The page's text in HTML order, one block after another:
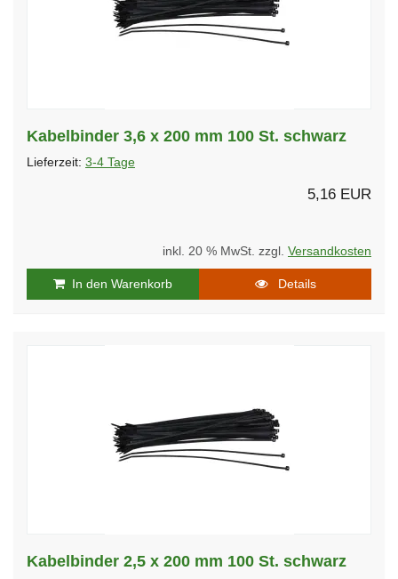
Kabelbinder 3,6 x 200 mm 100 St. schwarz
Lieferzeit: 3-4 Tage
5,16 EUR
inkl. 20 % MwSt. zzgl. Versandkosten
In den Warenkorb Details
Kabelbinder 2,5 x 200 mm 100 St. schwarz